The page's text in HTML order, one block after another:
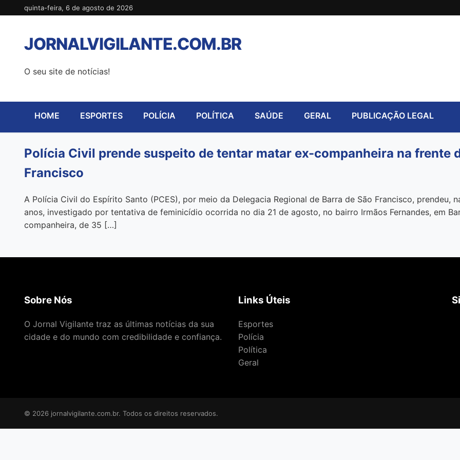
para
conteúdo
quinta-feira, 6 de agosto de 2026
JORNALVIGILANTE.COM.BR
O seu site de notícias!
HOME ESPORTES POLÍCIA POLÍTICA SAÚDE GERAL PUBLICAÇÃO LEGAL
Polícia Civil prende suspeito de tentar matar ex-companheira na frente
Francisco
A Polícia Civil do Espírito Santo (PCES), por meio da Delegacia Regional de Barra de São Francisco, prendeu,
anos, investigado por tentativa de feminicídio ocorrida no dia 21 de agosto, no bairro Irmãos Fernandes, em
companheira, de 35 […]
Sobre Nós
O Jornal Vigilante traz as últimas notícias da sua
cidade e do mundo com credibilidade e confiança.
Links Úteis
Esportes
Polícia
Política
Geral
© 2026 jornalvigilante.com.br. Todos os direitos reservados.